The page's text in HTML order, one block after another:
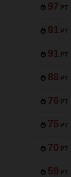
97 PT
91 PT
91 PT
88 PT
76 PT
75 PT
70 PT
59 PT